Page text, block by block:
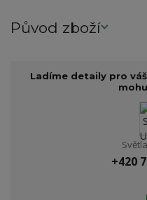
Původ zboží
Ladíme detaily pro
+420